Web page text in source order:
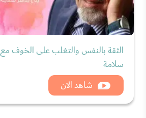
الثقة بالنفس والتغلب على الخوف مع
سلامة
شاهد الان